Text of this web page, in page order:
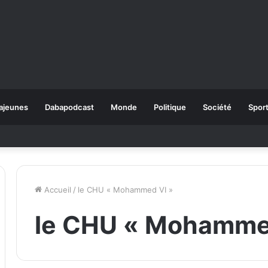
Dabapodcast Monde Politique Société Sport
Accueil / le CHU « Mohammed VI »
le CHU «